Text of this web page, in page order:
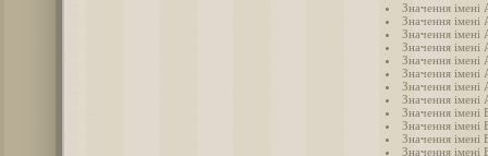
Значення імені
Значення імені
Значення імені
Значення імені
Значення імені
Значення імені
Значення імені
Значення імені
Значення імені
Значення імені
Значення імені
Значення імені